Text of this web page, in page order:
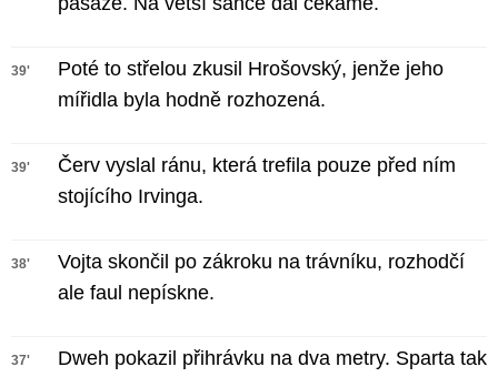
39'
Poté to střelou zkusil Hrošovský, jenže jeho
mířidla byla hodně rozhozená.
39'
Červ vyslal ránu, která trefila pouze před ním
stojícího Irvinga.
38'
Vojta skončil po zákroku na trávníku, rozhodčí
ale faul nepískne.
37'
Dweh pokazil přihrávku na dva metry. Sparta tak